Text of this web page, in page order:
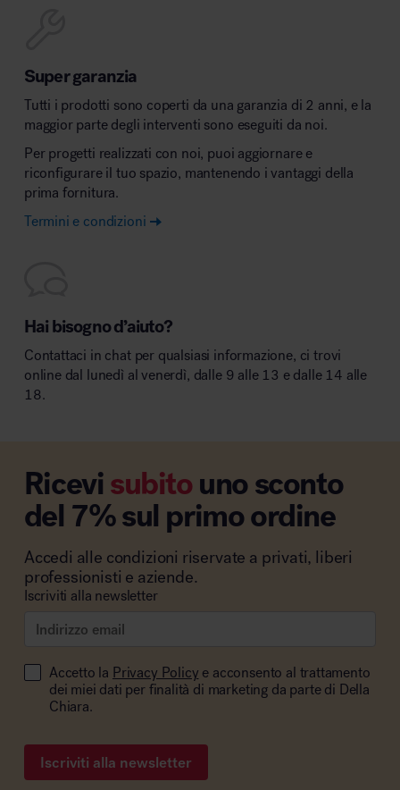
Super garanzia
Tutti i prodotti sono coperti da una garanzia di 2 anni, e la
maggior parte degli interventi sono eseguiti da noi.
Per progetti realizzati con noi, puoi aggiornare e
riconfigurare il tuo spazio, mantenendo i vantaggi della
prima fornitura.
Termini e condizioni
Hai bisogno d’aiuto?
Contattaci in chat per qualsiasi informazione, ci trovi
online dal lunedì al venerdì, dalle 9 alle 13 e dalle 14 alle
18.
Ricevisubitouno sconto
del 7% sul primo ordine
Accedi alle condizioni riservate a privati, liberi
professionisti e aziende.
Iscriviti alla newsletter
Accetto la Privacy Policy e acconsento al trattamento
dei miei dati per finalità di marketing da parte di Della
Chiara.
Iscriviti alla newsletter